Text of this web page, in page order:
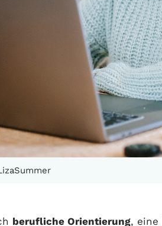
berufliche Orientierung, eine